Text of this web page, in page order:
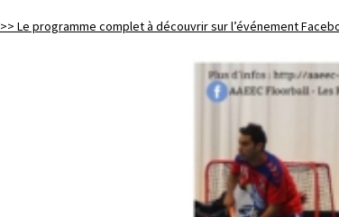
>> Le programme complet à découvrir sur l’événement